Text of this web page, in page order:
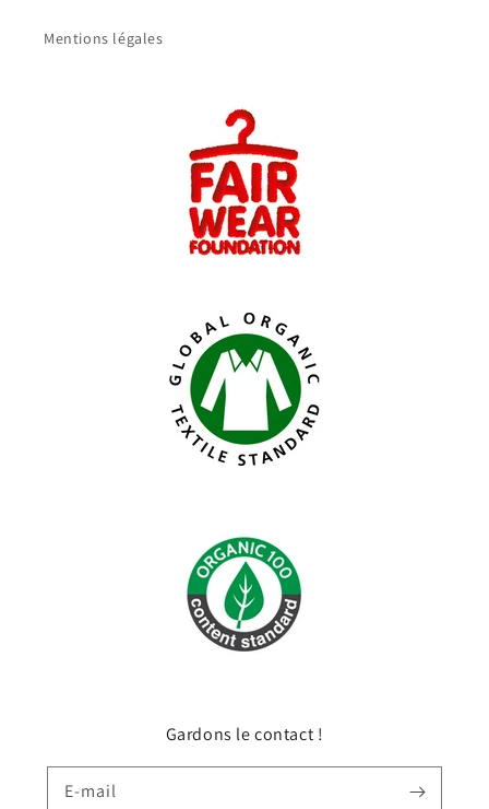
Mentions légales
Gardons le contact !
E-mail